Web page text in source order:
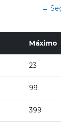
←
Máximo
23
99
399